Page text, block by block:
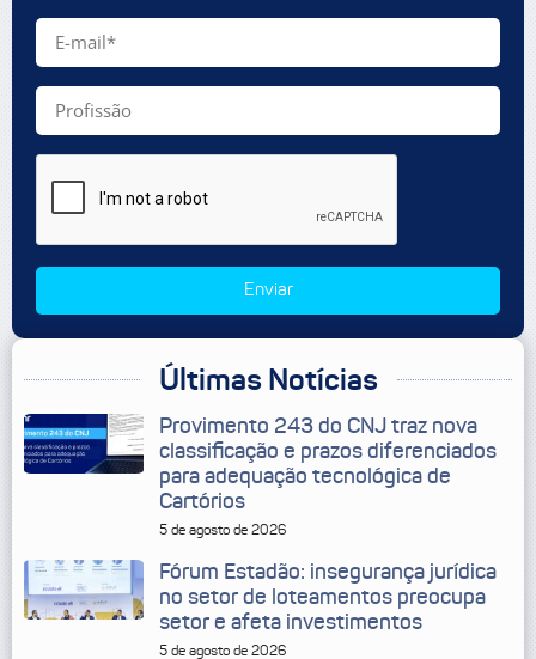
Enviar
Últimas Notícias
Provimento 243 do CNJ traz nova
classificação e prazos diferenciados
para adequação tecnológica de
Cartórios
5 de agosto de 2026
Fórum Estadão: insegurança jurídica
no setor de loteamentos preocupa
setor e afeta investimentos
5 de agosto de 2026